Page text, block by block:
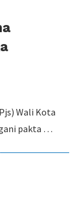
Wali Kota
pakta …